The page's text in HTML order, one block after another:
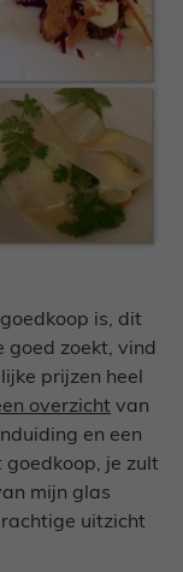
is, dit
goed zoekt, vind
prijzen heel
overzicht van
en een
goedkoop, je zult
mijn glas
uitzicht